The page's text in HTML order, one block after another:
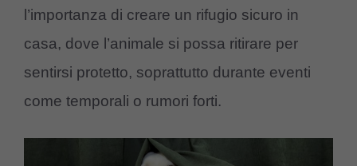
l’importanza di creare un rifugio sicuro in
casa, dove l’animale si possa ritirare per
sentirsi protetto, soprattutto durante eventi
come temporali o rumori forti.